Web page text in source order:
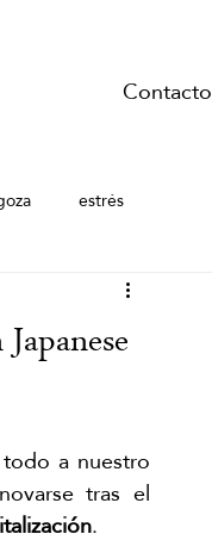
Contacto
estrés
Head Spa Zaragoza
de matcha
a nuestro
tras el
.